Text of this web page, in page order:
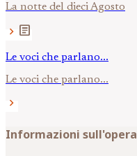
La notte del dieci Agosto
chevron_right article
Le voci che parlano...
Le voci che parlano...
chevron_right
Informazioni sull'opera